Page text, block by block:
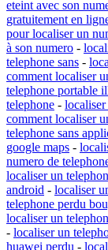
eteint avec son
gratuitement en
pour localiser un
à son numero -
telephone sans -
comment localiser
telephone portable
telephone -
comment localiser
telephone sans
google maps -
numero de
localiser un
android - localiser
telephone perdu
localiser un
- localiser un
huawei perdu -